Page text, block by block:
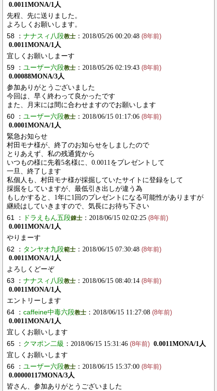
0.0011MONA/1人
先程、先に送りました。
よろしくお願いします。
58 ： ナナスィ八段教士 ：2018/05/26 00:20:48 (8年前)
0.0011MONA/1人
宜しくお願いしまーす
59 ： ユーザー六段教士 ：2018/05/26 02:19:43 (8年前)
0.00088MONA/3人
参加ありがとうございました
今回は、早く終わって良かったです
また、月末には間に合わせますのでお願いします
60 ： ユーザー六段教士 ：2018/06/15 01:17:06 (8年前)
0.0001MONA/1人
緊急お知らせ
村田モナ様が、終了のお知らせをしましたので
とりあえず、私の残通貨から
いつもの様に先着5名様に、0.0011をプレゼントして
一旦、終了します
私個人も、村田モナ様が採掘していたサイトに登録をして
採掘をしていますが、最低引き出しが違う為
もしかすると、1年に1回のプレゼントになる可能性がありますが
継続はしていきますので、気長にお待ち下さい
61 ： ドラえもん五段錬士 ：2018/06/15 02:02:25 (8年前)
0.0011MONA/1人
やりまーす
62 ： タンヤオ九段範士 ：2018/06/15 07:30:48 (8年前)
0.0011MONA/1人
よろしくどーぞ
63 ： ナナスィ八段教士 ：2018/06/15 08:40:14 (8年前)
0.0011MONA/1人
エントリーします
64 ： caffeine中毒六段教士 ：2018/06/15 11:27:08 (8年前)
0.0011MONA/1人
宜しくお願いします
65 ： クマポン二級 ：2018/06/15 15:31:46 (8年前) 0.0011MONA/1人
宜しくお願いします
66 ： ユーザー六段教士 ：2018/06/15 15:37:00 (8年前)
0.00000117MONA/3人
皆さん、参加ありがとうございました